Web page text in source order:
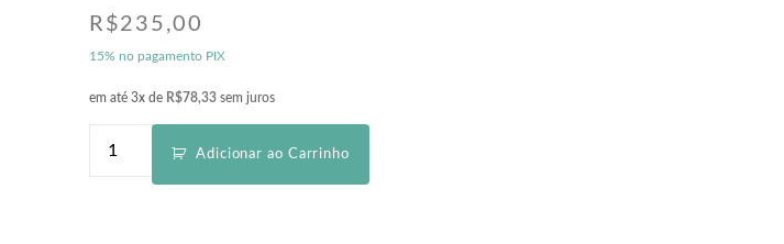
R$235,00
15% no pagamento PIX
em até 3x de R$78,33 sem juros
Adicionar ao Carrinho